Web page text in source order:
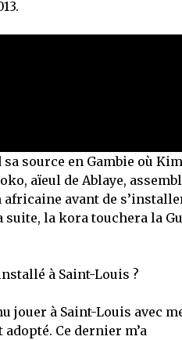
source en Gambie où
aïeul de Ablaye,
avant de
suite, la kora touchera la
à Saint-Louis ?
jouer à Saint-Louis avec
Ce dernier m’a